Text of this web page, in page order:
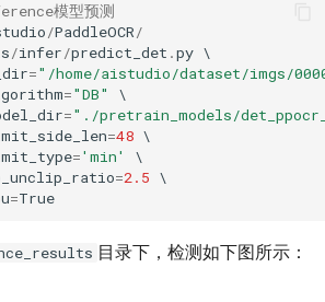
模型预测
/PaddleOCR/
/infer/predict_det .py
="/home/aistudio/dataset/imgs/
="DB"
="./pretrain_models/
=48
='min'
=2.5
=True
目录下，检测如下图所示：